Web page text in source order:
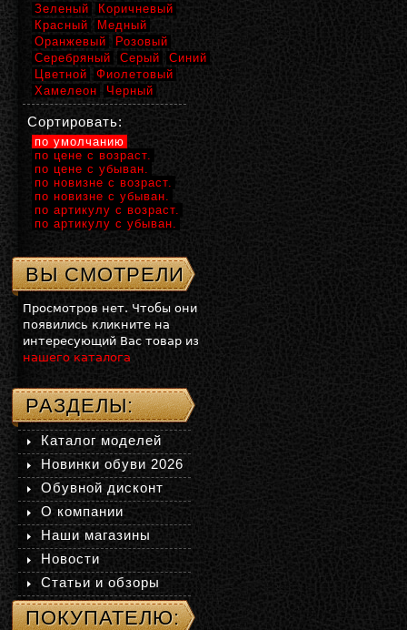
Зеленый
Коричневый
Красный
Медный
Оранжевый
Розовый
Серебряный
Серый
Синий
Цветной
Фиолетовый
Хамелеон
Черный
Сортировать:
по умолчанию
по цене с возраст.
по цене с убыван.
по новизне с возраст.
по новизне с убыван.
по артикулу с возраст.
по артикулу с убыван.
ВЫ СМОТРЕЛИ
Просмотров нет. Чтобы они
появились кликните на
интересующий Вас товар из
нашего каталога
РАЗДЕЛЫ:
Каталог моделей
Новинки обуви 2026
Обувной дисконт
О компании
Наши магазины
Новости
Статьи и обзоры
ПОКУПАТЕЛЮ: